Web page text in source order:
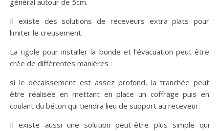
général autour de 5cm.
Il existe des solutions de receveurs extra plats pour
limiter le creusement.
La rigole pour installer la bonde et l’évacuation peut être
crée de différentes manières :
si le décaissement est assez profond, la tranchée peut
être réalisée en mettant en place un coffrage puis en
coulant du béton qui tiendra lieu de support au receveur.
Il existe aussi une solution peut-être plus simple qui